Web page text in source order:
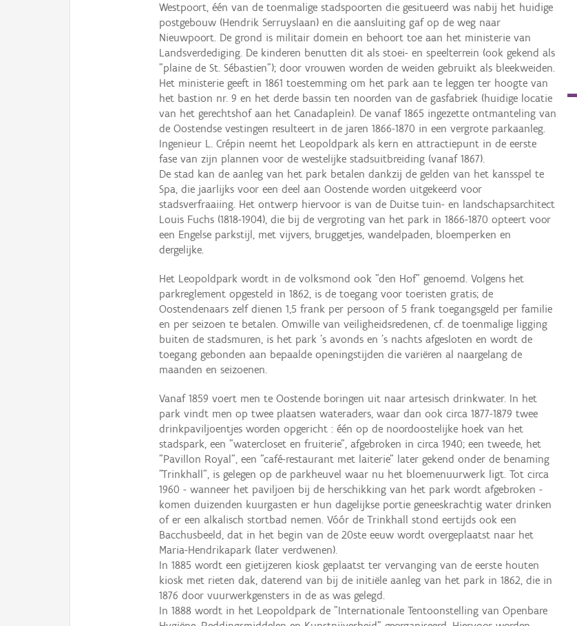
Westpoort, één van de toenmalige stadspoorten die gesitueerd was nabij het huidige
postgebouw (Hendrik Serruyslaan) en die aansluiting gaf op de weg naar
Nieuwpoort. De grond is militair domein en behoort toe aan het ministerie van
Landsverdediging. De kinderen benutten dit als stoei- en speelterrein (ook gekend als
"plaine de St. Sébastien"); door vrouwen worden de weiden gebruikt als bleekweiden.
Het ministerie geeft in 1861 toestemming om het park aan te leggen ter hoogte van
het bastion nr. 9 en het derde bassin ten noorden van de gasfabriek (huidige locatie
van het gerechtshof aan het Canadaplein). De vanaf 1865 ingezette ontmanteling van
de Oostendse vestingen resulteert in de jaren 1866-1870 in een vergrote parkaanleg.
Ingenieur L. Crépin neemt het Leopoldpark als kern en attractiepunt in de eerste
fase van zijn plannen voor de westelijke stadsuitbreiding (vanaf 1867).
De stad kan de aanleg van het park betalen dankzij de gelden van het kansspel te
Spa, die jaarlijks voor een deel aan Oostende worden uitgekeerd voor
stadsverfraaiing. Het ontwerp hiervoor is van de Duitse tuin- en landschapsarchitect
Louis Fuchs (1818-1904), die bij de vergroting van het park in 1866-1870 opteert voor
een Engelse parkstijl, met vijvers, bruggetjes, wandelpaden, bloemperken en
dergelijke.
Het Leopoldpark wordt in de volksmond ook "den Hof" genoemd. Volgens het
parkreglement opgesteld in 1862, is de toegang voor toeristen gratis; de
Oostendenaars zelf dienen 1,5 frank per persoon of 5 frank toegangsgeld per familie
en per seizoen te betalen. Omwille van veiligheidsredenen, cf. de toenmalige ligging
buiten de stadsmuren, is het park 's avonds en 's nachts afgesloten en wordt de
toegang gebonden aan bepaalde openingstijden die variëren al naargelang de
maanden en seizoenen.
Vanaf 1859 voert men te Oostende boringen uit naar artesisch drinkwater. In het
park vindt men op twee plaatsen wateraders, waar dan ook circa 1877-1879 twee
drinkpaviljoentjes worden opgericht : één op de noordoostelijke hoek van het
stadspark, een "watercloset en fruiterie", afgebroken in circa 1940; een tweede, het
"Pavillon Royal", een "café-restaurant met laiterie" later gekend onder de benaming
"Trinkhall", is gelegen op de parkheuvel waar nu het bloemenuurwerk ligt. Tot circa
1960 - wanneer het paviljoen bij de herschikking van het park wordt afgebroken -
komen duizenden kuurgasten er hun dagelijkse portie geneeskrachtig water drinken
of er een alkalisch stortbad nemen. Vóór de Trinkhall stond eertijds ook een
Bacchusbeeld, dat in het begin van de 20ste eeuw wordt overgeplaatst naar het
Maria-Hendrikapark (later verdwenen).
In 1885 wordt een gietijzeren kiosk geplaatst ter vervanging van de eerste houten
kiosk met rieten dak, daterend van bij de initiële aanleg van het park in 1862, die in
1876 door vuurwerkgensters in de as was gelegd.
In 1888 wordt in het Leopoldpark de "Internationale Tentoonstelling van Openbare